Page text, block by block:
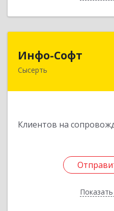
Инфо-Софт
Сысерть
Клиентов на
624021, Свердловская